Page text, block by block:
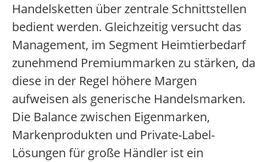
Handelsketten über zentrale Schnittstellen
bedient werden. Gleichzeitig versucht das
Management, im Segment Heimtierbedarf
zunehmend Premiummarken zu stärken, da
diese in der Regel höhere Margen
aufweisen als generische Handelsmarken.
Die Balance zwischen Eigenmarken,
Markenprodukten und Private-Label-
Lösungen für große Händler ist ein